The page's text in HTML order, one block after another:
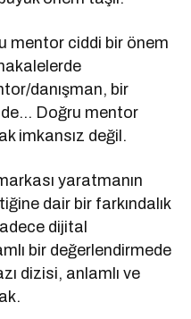
mentor ciddi bir önem
danışman, bir
de… Doğru mentor
imkansız değil.
yaratmanın
dair bir farkındalık
dijital
bir değerlendirmede
dizisi, anlamlı ve